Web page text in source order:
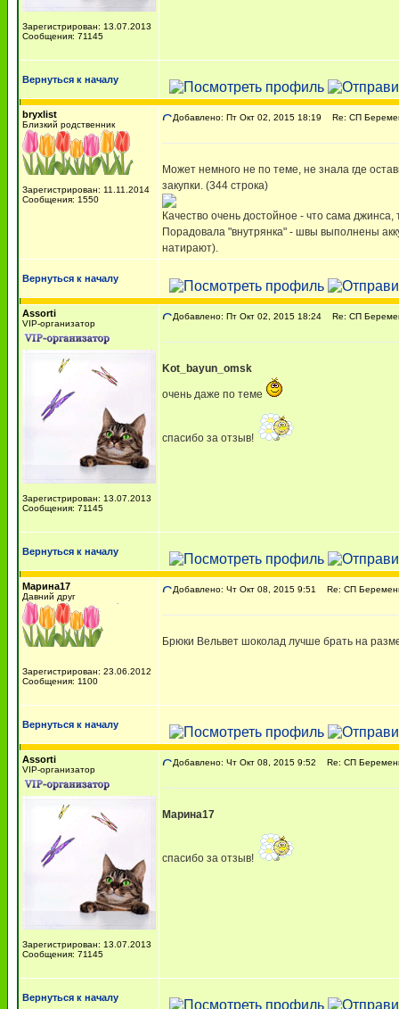
Зарегистрирован: 13.07.2013
Сообщения: 71145
Вернуться к началу
bryxlist
Близкий родственник
Зарегистрирован: 11.11.2014
Сообщения: 1550
Добавлено: Пт Окт 02, 2015 18:19 Re: СП
Может немного не по теме, не знала где
закупки. (344 строка)
Качество очень достойное - что сама
Порадовала "внутрянка" - швы выполнены
натирают).
Вернуться к началу
Assorti
VIP-организатор
Зарегистрирован: 13.07.2013
Сообщения: 71145
Добавлено: Пт Окт 02, 2015 18:24 Re: СП
Kot_bayun_omsk
очень даже по теме
спасибо за отзыв!
Вернуться к началу
Марина17
Давний друг
Зарегистрирован: 23.06.2012
Сообщения: 1100
Добавлено: Чт Окт 08, 2015 9:51 Re: СП
Брюки Вельвет шоколад лучше брать на
Вернуться к началу
Assorti
VIP-организатор
Зарегистрирован: 13.07.2013
Сообщения: 71145
Добавлено: Чт Окт 08, 2015 9:52 Re: СП
Марина17
спасибо за отзыв!
Вернуться к началу